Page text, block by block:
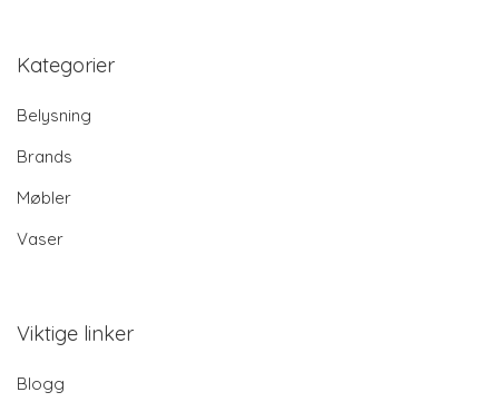
Kategorier
Belysning
Brands
Møbler
Vaser
Viktige linker
Blogg